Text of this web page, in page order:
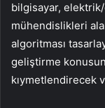
bilgisayar,
mühendislikleri
algoritması
geliştirme
kıymetlendirecek